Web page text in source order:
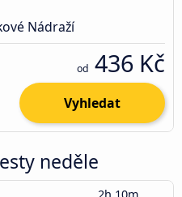
Nádraží
od 436 Kč
Vyhledat
neděle